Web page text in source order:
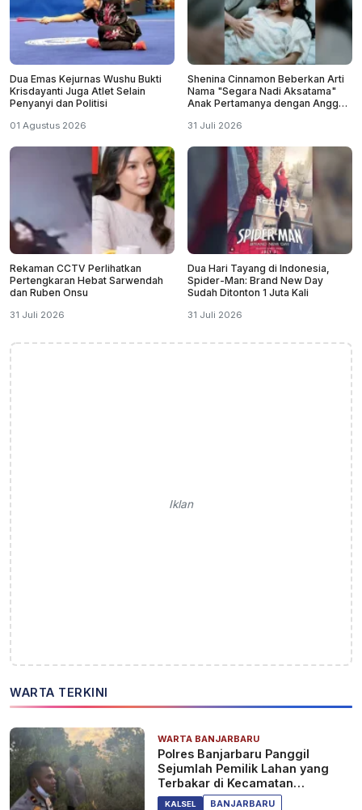
Dua Emas Kejurnas Wushu Bukti
Krisdayanti Juga Atlet Selain
Penyanyi dan Politisi
01 Agustus 2026
Shenina Cinnamon Beberkan Arti
Nama "Segara Nadi Aksatama"
Anak Pertamanya dengan Angga
31 Juli 2026
Rekaman CCTV Perlihatkan
Pertengkaran Hebat Sarwendah
dan Ruben Onsu
31 Juli 2026
Dua Hari Tayang di Indonesia,
Spider-Man: Brand New Day
Sudah Ditonton 1 Juta Kali
31 Juli 2026
Iklan
WARTA TERKINI
WARTA BANJARBARU
Polres Banjarbaru Panggil
Sejumlah Pemilik Lahan yang
Terbakar di Kecamatan
Cempaka
KALSEL
BANJARBARU